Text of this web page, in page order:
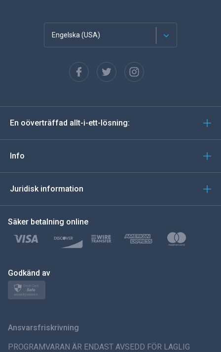
Engelska (USA)
Spanska
tyska
Türkçe
Polski
ภาษาไทย
En oöverträffad allt-i-ett-lösning:
Info
Juridisk information
Säker betalning online
Godkänd av
Ansvarsfriskrivning
PROGRAMVARAN ÄR ENDAST AVSEDD FÖR LAGLIG